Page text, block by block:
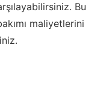
Bu
maliyetlerini